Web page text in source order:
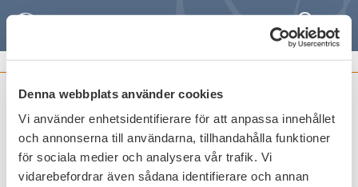
Denna webbplats använder cookies
Vi använder enhetsidentifierare för att anpassa innehållet
och annonserna till användarna, tillhandahålla funktioner
för sociala medier och analysera vår trafik. Vi
vidarebefordrar även sådana identifierare och annan
SearchMeny
Consultation Paper on draft guidelines
on the applicable notional discount rate
for variable remuneration under Article
94(1)(g)(iii) of Directive 2013/36/EU